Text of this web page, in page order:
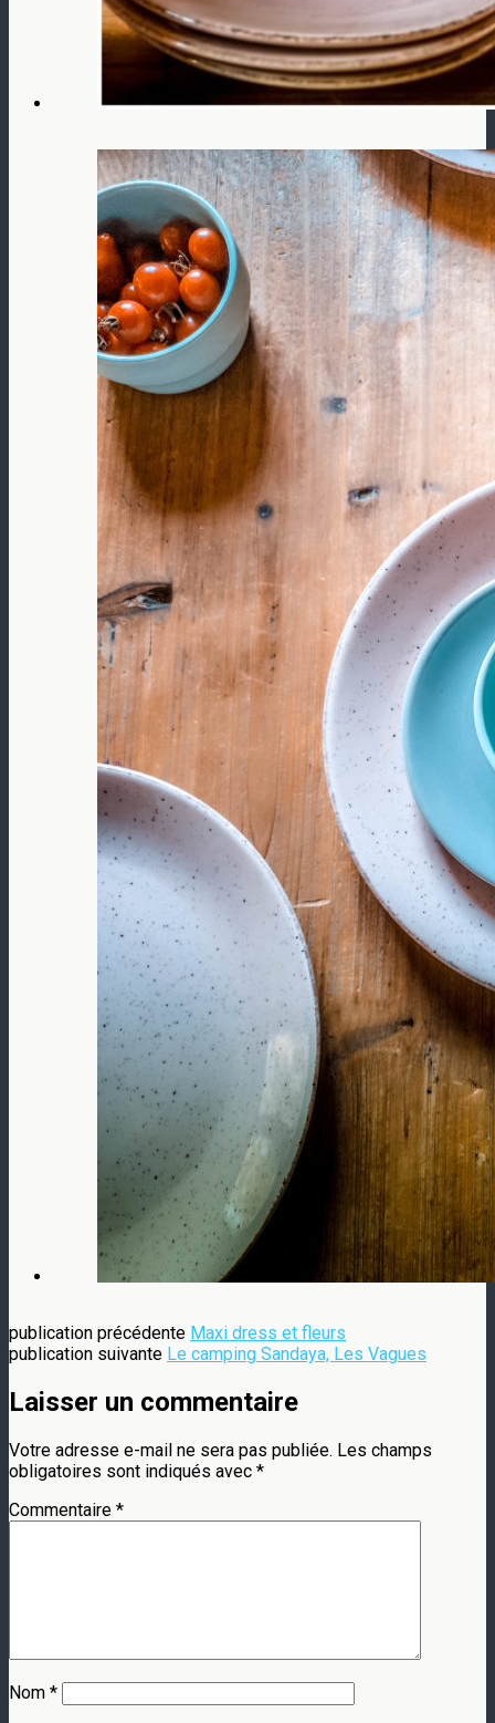
publication précédente Maxi dress et fleurs
publication suivante Le camping Sandaya, Les Vagues
Laisser un commentaire
Votre adresse e-mail ne sera pas publiée. Les champs
obligatoires sont indiqués avec *
Commentaire *
Nom *